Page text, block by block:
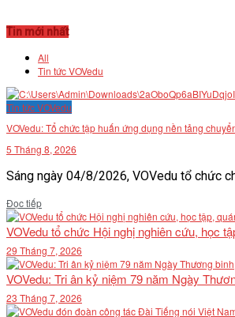
Tin mới nhất
All
Tin tức VOVedu
Tin tức VOVedu
VOVedu: Tổ chức tập huấn ứng dụng nền tảng
5 Tháng 8, 2026
Sáng ngày 04/8/2026, VOVedu tổ chức
Đọc tiếpDetails
VOVedu tổ chức Hội nghị nghiên cứu, học
29 Tháng 7, 2026
VOVedu: Tri ân kỷ niệm 79 năm Ngày
23 Tháng 7, 2026